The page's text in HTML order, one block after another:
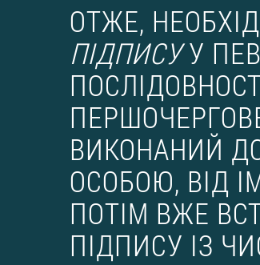
ОТЖЕ,
ПІДПИСУУ
ВИКОНАНИЙ
ОСОБОЮ, ВІД
ПОТІМ ВЖЕ
ПІДПИСУ ІЗ